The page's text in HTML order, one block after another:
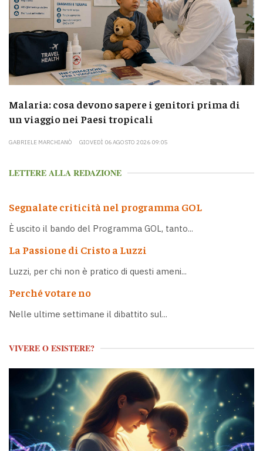
Malaria: cosa devono sapere i genitori prima di
un viaggio nei Paesi tropicali
GABRIELE MARCHIANÒ GIOVEDÌ 06 AGOSTO 2026 09:05
LETTERE ALLA REDAZIONE
Segnalate criticità nel programma GOL
È uscito il bando del Programma GOL, tanto...
La Passione di Cristo a Luzzi
Luzzi, per chi non è pratico di questi ameni...
Perché votare no
Nelle ultime settimane il dibattito sul...
VIVERE O ESISTERE?